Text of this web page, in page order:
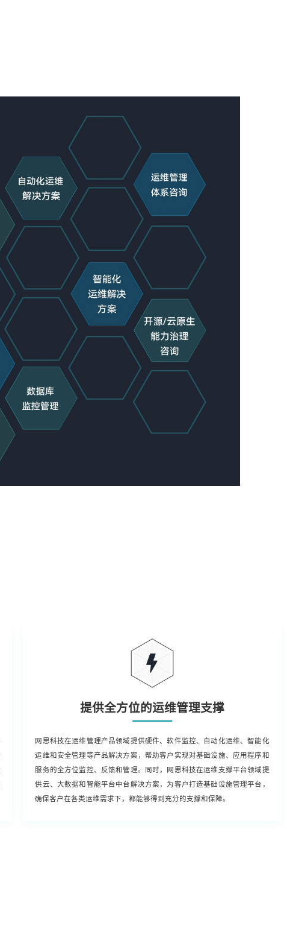
提供全方位的运维管理支撑
网思科技在运维管理产品领域提供硬件、软件监控、自动化运维、智能化
运维和安全管理等产品解决方案，帮助客户实现对基础设施、应用程序和
服务的全方位监控、反馈和管理。同时，网思科技在运维支撑平台领域提
供云、大数据和智能平台中台解决方案，为客户打造基础设施管理平台，
确保客户在各类运维需求下，都能够得到充分的支撑和保障。